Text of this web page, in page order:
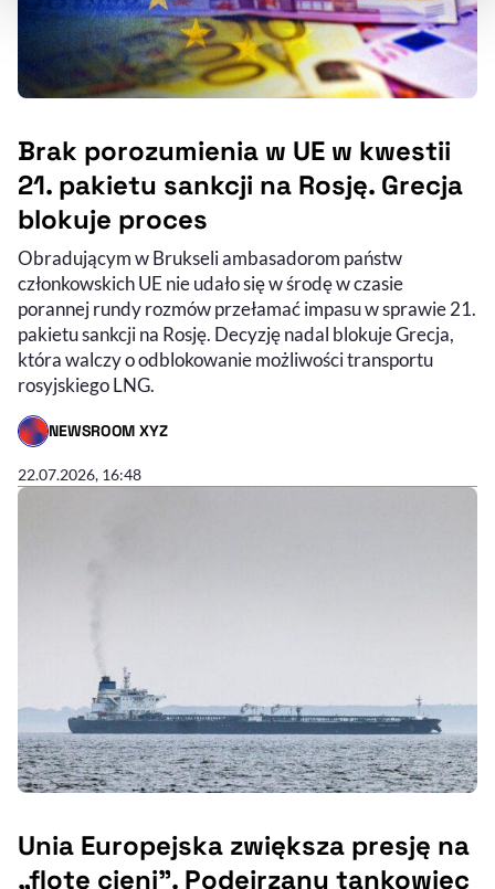
Brak porozumienia w UE w kwestii
21. pakietu sankcji na Rosję. Grecja
blokuje proces
Obradującym w Brukseli ambasadorom państw
członkowskich UE nie udało się w środę w czasie
porannej rundy rozmów przełamać impasu w sprawie 21.
pakietu sankcji na Rosję. Decyzję nadal blokuje Grecja,
która walczy o odblokowanie możliwości transportu
rosyjskiego LNG.
NEWSROOM XYZ
- AUTOR ARTYKUŁU - PROFIL
22.07.2026, 16:48
Unia Europejska zwiększa presję na
„flotę cieni”. Podejrzany tankowiec